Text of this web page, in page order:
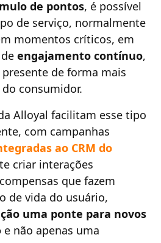
de pontos, é possível
de serviço, normalmente
momentos críticos, em
deengajamento contínuo,
de forma mais
consumidor.
Alloyal facilitam esse tipo
com campanhas
ao CRM do
criar interações
que fazem
de vida do usuário,
uma ponte para novos
e não apenas uma